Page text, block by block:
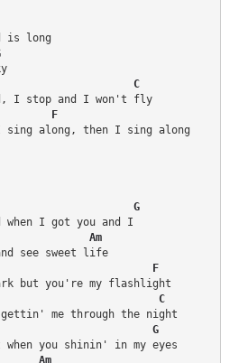
is long
   C
I stop and I won't fly
   F
along, then I sing along
G
when I got you and I
  Am
see sweet life
   F
but you're my flashlight
    C
me through the night
G
you shinin' in my eyes